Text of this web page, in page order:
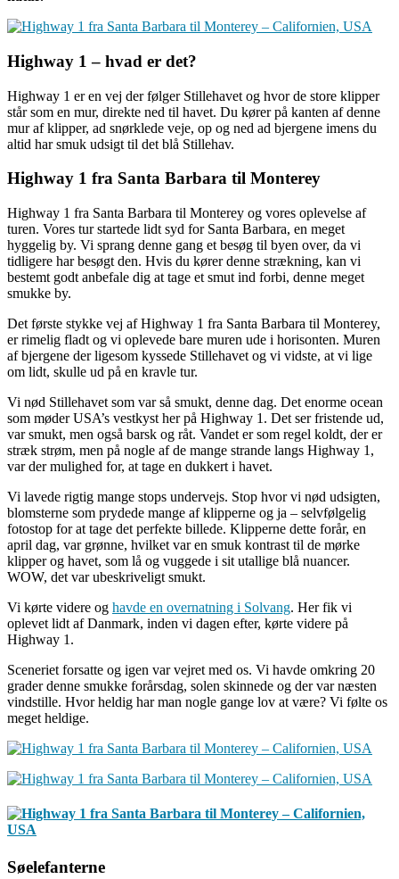
Highway 1 – hvad er det?
Highway 1 er en vej der følger Stillehavet og hvor de store klipper
står som en mur, direkte ned til havet. Du kører på kanten af denne
mur af klipper, ad snørklede veje, op og ned ad bjergene imens du
altid har smuk udsigt til det blå Stillehav.
Highway 1 fra Santa Barbara til Monterey
Highway 1 fra Santa Barbara til Monterey og vores oplevelse af
turen. Vores tur startede lidt syd for Santa Barbara, en meget
hyggelig by. Vi sprang denne gang et besøg til byen over, da vi
tidligere har besøgt den. Hvis du kører denne strækning, kan vi
bestemt godt anbefale dig at tage et smut ind forbi, denne meget
smukke by.
Det første stykke vej af Highway 1 fra Santa Barbara til Monterey,
er rimelig fladt og vi oplevede bare muren ude i horisonten. Muren
af bjergene der ligesom kyssede Stillehavet og vi vidste, at vi lige
om lidt, skulle ud på en kravle tur.
Vi nød Stillehavet som var så smukt, denne dag. Det enorme ocean
som møder USA’s vestkyst her på Highway 1. Det ser fristende ud,
var smukt, men også barsk og råt. Vandet er som regel koldt, der er
stræk strøm, men på nogle af de mange strande langs Highway 1,
var der mulighed for, at tage en dukkert i havet.
Vi lavede rigtig mange stops undervejs. Stop hvor vi nød udsigten,
blomsterne som prydede mange af klipperne og ja – selvfølgelig
fotostop for at tage det perfekte billede. Klipperne dette forår, en
april dag, var grønne, hvilket var en smuk kontrast til de mørke
klipper og havet, som lå og vuggede i sit utallige blå nuancer.
WOW, det var ubeskriveligt smukt.
Vi kørte videre og havde en overnatning i Solvang. Her fik vi
oplevet lidt af Danmark, inden vi dagen efter, kørte videre på
Highway 1.
Sceneriet forsatte og igen var vejret med os. Vi havde omkring 20
grader denne smukke forårsdag, solen skinnede og der var næsten
vindstille. Hvor heldig har man nogle gange lov at være? Vi følte os
meget heldige.
Søelefanterne